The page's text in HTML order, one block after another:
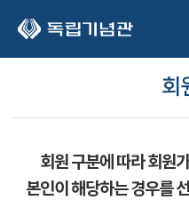
회
회원 구분에 따라 회원
본인이 해당하는 경우를